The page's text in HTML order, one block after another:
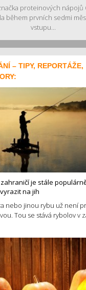
proteinových nápojů
během prvních sedmi
vstupu...
– TIPY, REPORTÁŽE,
je stále
na jih
nebo jinou rybu už není
Tou se stává rybolov v